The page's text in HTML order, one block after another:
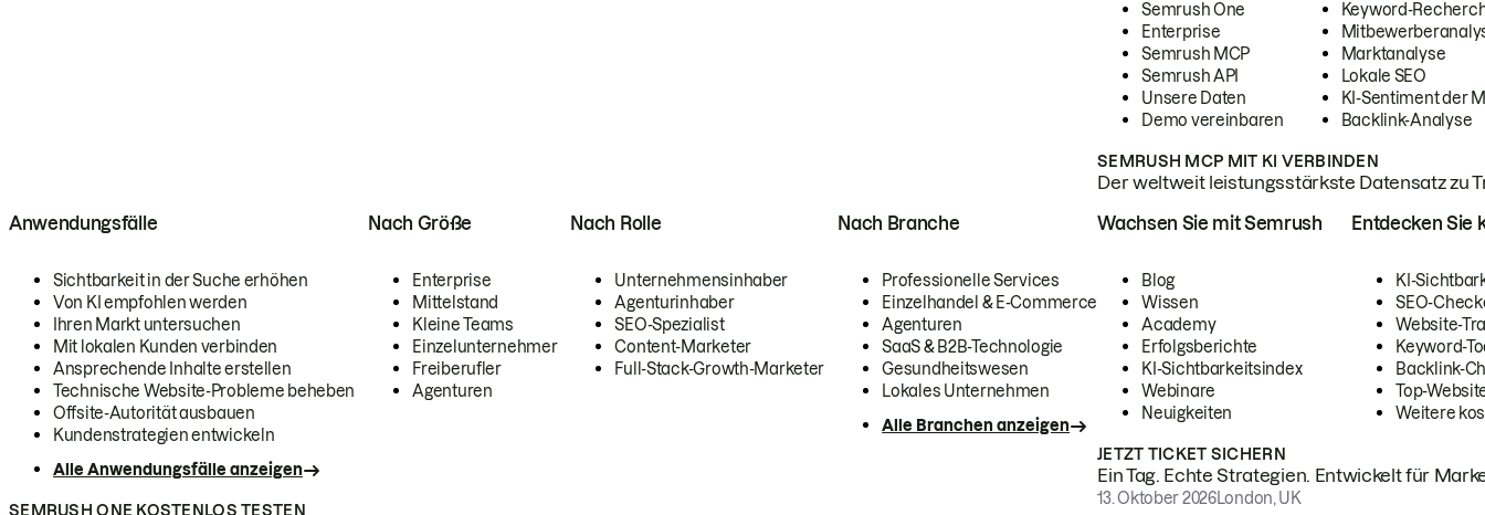
Semrush One
Enterprise
Semrush MCP
Semrush API
Unsere Daten
Demo vereinbaren
Keyword-
Marktanalyse
Lokale SEO
KI-Sentiment der
Backlink-Analyse
SEMRUSH MCP MIT KI VERBINDEN
Der weltweit leistungsstärkste Datensatz zu
Anwendungsfälle
Sichtbarkeit in der Suche erhöhen
Von KI empfohlen werden
Ihren Markt untersuchen
Mit lokalen Kunden verbinden
Ansprechende Inhalte erstellen
Technische Website-Probleme beheben
Offsite-Autorität ausbauen
Kundenstrategien entwickeln
Alle Anwendungsfälle anzeigen
Nach Größe
Enterprise
Mittelstand
Kleine Teams
Einzelunternehmer
Freiberufler
Agenturen
Nach Rolle
Unternehmensinhaber
Agenturinhaber
SEO-Spezialist
Content-Marketer
Full-Stack-Growth-Marketer
Nach Branche
Professionelle Services
Einzelhandel & E-Commerce
Agenturen
SaaS & B2B-Technologie
Gesundheitswesen
Lokales Unternehmen
Alle Branchen anzeigen
SEMRUSH ONE KOSTENLOS TESTEN
Wachsen Sie mit Semrush
Blog
Wissen
Academy
Erfolgsberichte
KI-Sichtbarkeitsindex
Webinare
Neuigkeiten
Entdecken Sie
KI-
SEO-
Website-
Keyword-
Backlink-
Top-
Weitere
JETZT TICKET SICHERN
Ein Tag. Echte Strategien. Entwickelt für
13. Oktober 2026London, UK